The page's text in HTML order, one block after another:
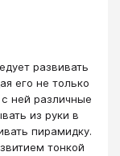
развивать
его не только
ней различные
из руки в
пирамидку.
тонкой